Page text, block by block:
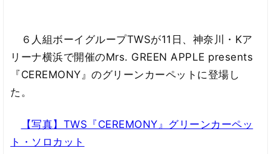
６人組ボーイグループTWSが11日、神奈川・Kア
リーナ横浜で開催のMrs. GREEN APPLE presents
『CEREMONY』のグリーンカーペットに登場し
た。
【写真】TWS『CEREMONY』グリーンカーペッ
ト・ソロカット